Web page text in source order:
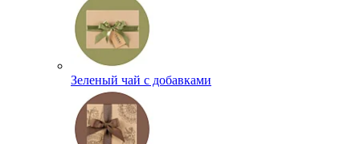
Зеленый чай с добавками